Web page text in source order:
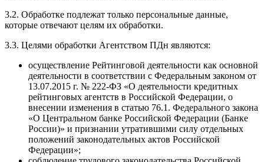
3.2. Обработке подлежат только персональные данные,
которые отвечают целям их обработки.
3.3. Целями обработки Агентством ПДн являются:
осуществление Рейтинговой деятельности как основной
деятельности в соответствии с Федеральным законом от
13.07.2015 г. № 222-ФЗ «О деятельности кредитных
рейтинговых агентств в Российской Федерации, о
внесении изменения в статью 76.1. Федерального закона
«О Центральном банке Российской Федерации (Банке
России)» и признании утратившими силу отдельных
положений законодательных актов Российской
Федерации»;